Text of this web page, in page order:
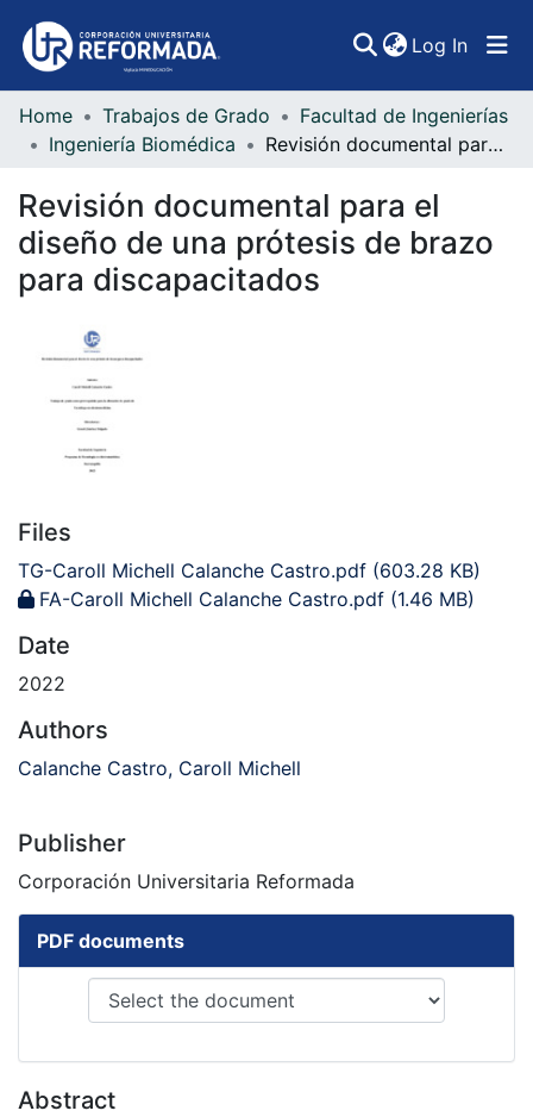
Log In
Communities & Collections
Statistics
Home Trabajos de Grado
Facultad de Ingenierías
Ingeniería Biomédica
Revisión documental para el diseño de una prótesis de brazo para discapacitados
Revisión documental para el
diseño de una prótesis de brazo
para discapacitados
Files
TG-Caroll Michell Calanche Castro.pdf (603.28 KB)
FA-Caroll Michell Calanche Castro.pdf (1.46 MB)
Date
2022
Authors
Calanche Castro, Caroll Michell
Publisher
Corporación Universitaria Reformada
PDF documents
Abstract